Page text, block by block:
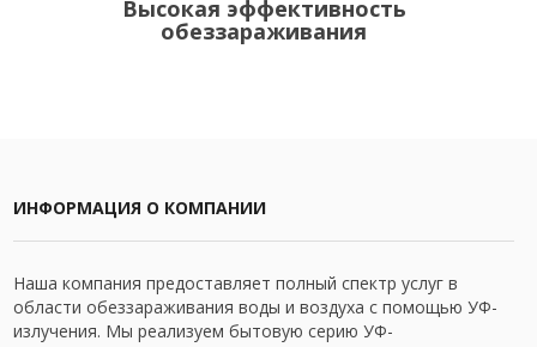
Высокая эффективность
обеззараживания
ИНФОРМАЦИЯ О КОМПАНИИ
Наша компания предоставляет полный спектр услуг в
области обеззараживания воды и воздуха с помощью УФ-
излучения. Мы реализуем бытовую серию УФ-